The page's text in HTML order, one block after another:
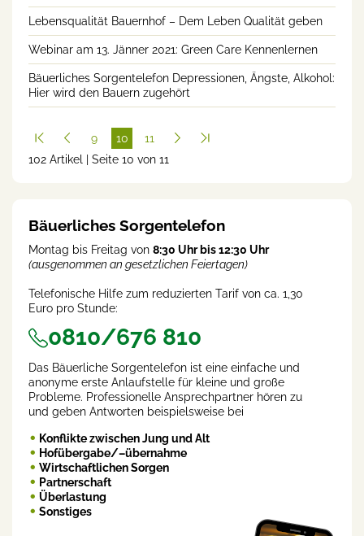
Lebensqualität Bauernhof – Dem Leben Qualität geben
Webinar am 13. Jänner 2021: Green Care Kennenlernen
Bäuerliches Sorgentelefon Depressionen, Ängste, Alkohol:
Hier wird den Bauern zugehört
9
10
(cur
11
102 Artikel | Seite 10 von 11
Bäuerliches Sorgentelefon
Montag bis Freitag von 8:30 Uhr bis 12:30 Uhr
(ausgenommen an gesetzlichen Feiertagen)
Telefonische Hilfe zum reduzierten Tarif von ca. 1,30
Euro pro Stunde:
0810/676 810
Das Bäuerliche Sorgentelefon ist eine einfache und
anonyme erste Anlaufstelle für kleine und große
Probleme. Professionelle Ansprechpartner hören zu
und geben Antworten beispielsweise bei
Konflikte zwischen Jung und Alt
Hofübergabe/–übernahme
Wirtschaftlichen Sorgen
Partnerschaft
Überlastung
Sonstiges